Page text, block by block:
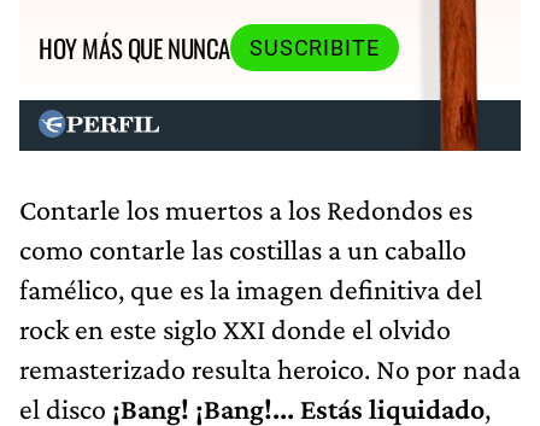
HOY MÁS QUE NUNCA
SUSCRIBITE
Contarle los muertos a los Redondos es
como contarle las costillas a un caballo
famélico, que es la imagen definitiva del
rock en este siglo XXI donde el olvido
remasterizado resulta heroico. No por nada
el disco ¡Bang! ¡Bang!... Estás liquidado,